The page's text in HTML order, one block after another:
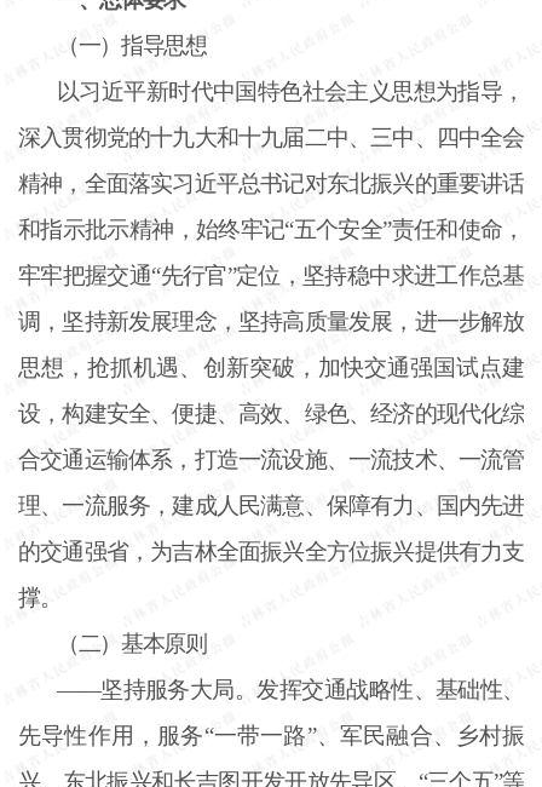
（一）指导思想
以习近平新时代中国特色社会主义思想为指导，
深入贯彻党的十九大和十九届二中、三中、四中全会
精神，全面落实习近平总书记对东北振兴的重要讲话
和指示批示精神，始终牢记“五个安全”责任和使命，
牢牢把握交通“先行官”定位，坚持稳中求进工作总基
调，坚持新发展理念，坚持高质量发展，进一步解放
思想，抢抓机遇、创新突破，加快交通强国试点建
设，构建安全、便捷、高效、绿色、经济的现代化综
合交通运输体系，打造一流设施、一流技术、一流管
理、一流服务，建成人民满意、保障有力、国内先进
的交通强省，为吉林全面振兴全方位振兴提供有力支
撑。
（二）基本原则
——坚持服务大局。发挥交通战略性、基础性、
先导性作用，服务“一带一路”、军民融合、乡村振
兴、东北振兴和长吉图开发开放先导区、“三个五”等